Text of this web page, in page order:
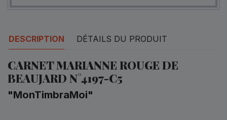
DESCRIPTION DÉTAILS DU PRODUIT
CARNET MARIANNE ROUGE DE
BEAUJARD N°4197-C5
"MonTimbraMoi"